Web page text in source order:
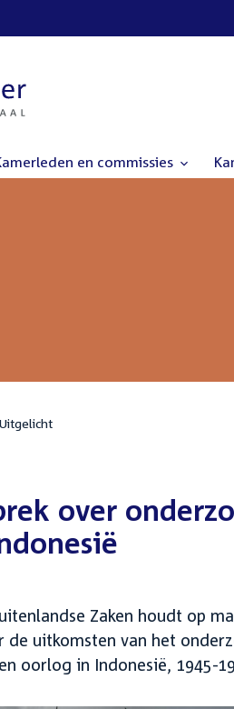
en commissies
Uitgelicht
over
Zaken houdt op
de uitkomsten van het
oorlog in Indonesië, 1945-